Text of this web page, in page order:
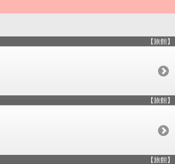
【旅館】
【旅館】
【旅館】